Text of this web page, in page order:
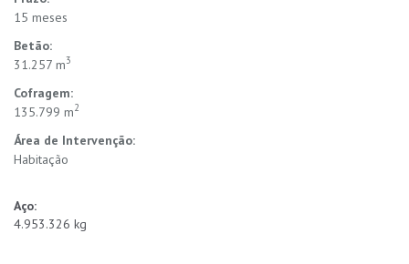
15 meses
Betão:
31.257 m3
Cofragem:
135.799 m2
Área de Intervenção:
Habitação
Aço:
4.953.326 kg